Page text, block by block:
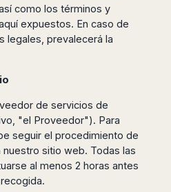
como los términos y
expuestos. En caso de
legales, prevalecerá la
de servicios de
"el Proveedor"). Para
seguir el procedimiento de
sitio web. Todas las
al menos 2 horas antes